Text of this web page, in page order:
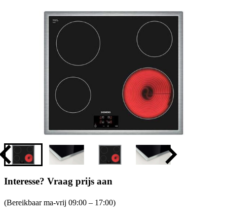
Interesse? Vraag prijs aan
(Bereikbaar ma-vrij 09:00 – 17:00)